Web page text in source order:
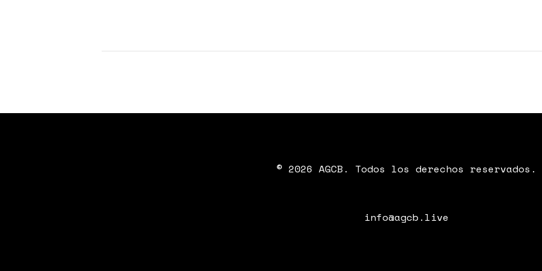
© 2026 AGCB. Todos los derechos reservados.
info@agcb.live